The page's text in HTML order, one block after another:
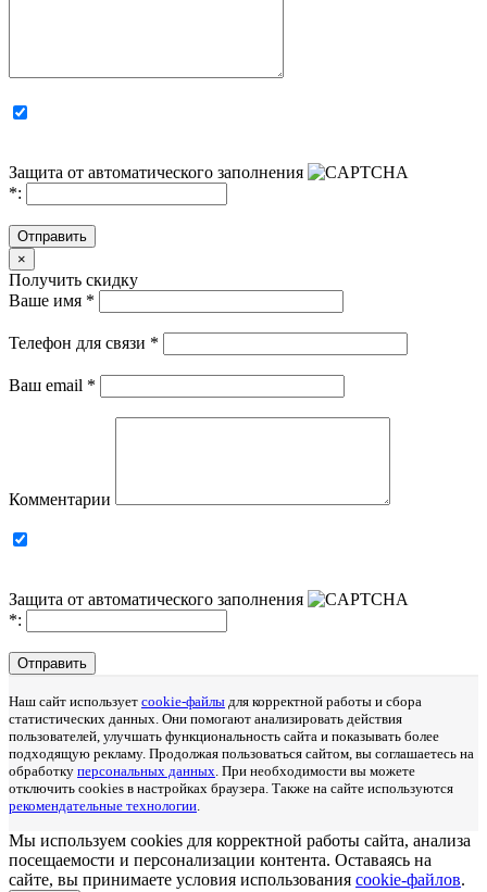
Защита от автоматического заполнения
*:
Отправить
×
Получить скидку
Ваше имя *
Телефон для связи *
Ваш email *
Комментарии
Защита от автоматического заполнения
*:
Отправить
Наш сайт использует cookie-файлы для корректной работы и сбора
статистических данных. Они помогают анализировать действия
пользователей, улучшать функциональность сайта и показывать более
подходящую рекламу. Продолжая пользоваться сайтом, вы соглашаетесь на
обработку персональных данных. При необходимости вы можете
отключить cookies в настройках браузера. Также на сайте используются
рекомендательные технологии.
Мы используем cookies для корректной работы сайта, анализа
посещаемости и персонализации контента. Оставаясь на
сайте, вы принимаете условия использования cookie-файлов.